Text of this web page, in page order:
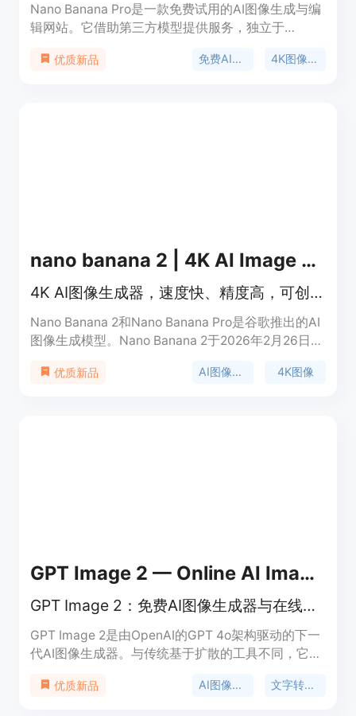
Nano Banana Pro是一款免费试用的AI图像生成与编
辑网站。它借助第三方模型提供服务，独立于
够满足用户在图像创作方面的多样化需求，尤其是对
优质新品 免费AI图像生成器 4K图像生成
nano banana 2 | 4K AI Image Generator
4K AI图像生成器，速度快、精度高，可创建海报、广告等资产。
Nano Banana 2和Nano Banana Pro是谷歌推出的AI
图像生成模型。Nano Banana 2于2026年2月26日发
歌Flash架构的速度，3 - 4秒即可生成图像，成本约
优质新品 AI图像生成 4K图像
GPT Image 2 — Online AI Image Generator by OpenAI’s GPT
GPT Image 2：免费AI图像生成器与在线照片编辑器，4K文字转图像。
GPT Image 2是由OpenAI的GPT 4o架构驱动的下一
代AI图像生成器。与传统基于扩散的工具不同，它采
渲染、精确的指令遵循和多功能多风格图像创建。其
优质新品 AI图像生成 文字转图像